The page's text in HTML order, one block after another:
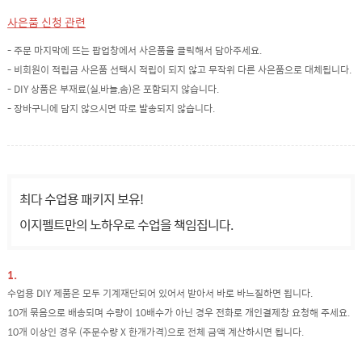
사은품 신청 관련
- 주문 마지막에 뜨는 팝업창에서 사은품을 클릭해서 담아주세요.
- 비회원이 적립금 사은품 선택시 적립이 되지 않고 무작위 다른 사은품으로 대체됩니다.
- DIY 상품은 부재료(실,바늘,솜)은 포함되지 않습니다.
- 장바구니에 담지 않으시면 따로 발송되지 않습니다.
최다 수업용 패키지 보유!
이지펠트만의 노하우로 수업을 책임집니다.
1.
수업용 DIY 제품은 모두 기계재단되어 있어서 받아서 바로 바느질하면 됩니다.
10개 묶음으로 배송되며 수량이 10배수가 아닌 경우 전화로 개인결제창 요청해 주세요.
10개 이상인 경우 (주문수량 X 한개가격)으로 전체 금액 계산하시면 됩니다.